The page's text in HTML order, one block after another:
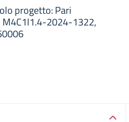
progetto: Pari
2024-1322,